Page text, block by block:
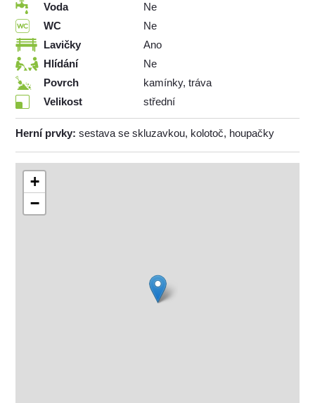
Voda
Ne
WC
Ne
Lavičky
Ano
Hlídání
Ne
Povrch
kamínky, tráva
Velikost
střední
Herní prvky: sestava se skluzavkou, kolotoč, houpačky
+
−